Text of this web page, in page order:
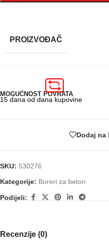
PROIZVOĐAČ
MOGUĆNOST POVRATA
15 dana od dana kupovine
Dodaj na
SKU: 530276
Kategorije: Boreri za beton
Podijeli:
Recenzije (0)